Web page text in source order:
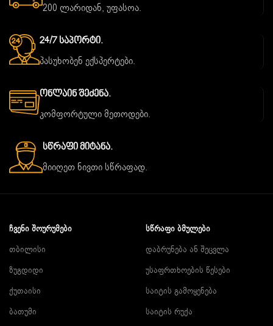
200 ლარიდან, უფასოა.
24/7 Საპორტი.
პასუხობენ ექსპერტები.
Ონლაინ Შეძენა.
კომფორტული მეთოდები.
Სწრაფი Მიტანა.
მიიღეთ ნივთი სწრაფად.
ᲩᲕᲔᲜᲘ ᲨᲝᲣᲠᲣᲛᲔᲑᲘ
თბილისი
ზუგდიდი
ქუთაისი
ბათუმი
ᲡᲬᲠᲐᲤᲘ ᲑᲛᲣᲚᲔᲑᲘ
დაბრუნება ან შეცვლა
უსაფრთხოების წესები
საიტის გამოყენება
საიტის რუქა